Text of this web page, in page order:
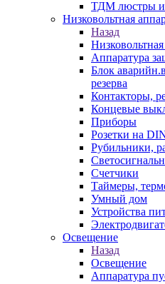
ТДМ люстры и
Низковольтная
Назад
Аппаратура
Блок
резерва
Контакторы,
Концевые
Приборы
Розетки на
Рубильники,
Счетчики
Таймеры,
Умный дом
Устройства
Освещение
Назад
Освещение
Аппаратура